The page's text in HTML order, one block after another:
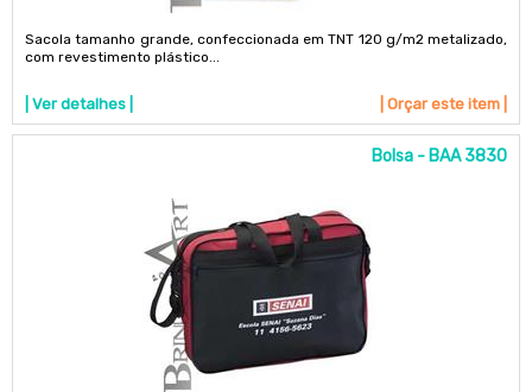
Sacola tamanho grande, confeccionada em TNT 120 g/m2 metalizado,
com revestimento plástico...
| Ver detalhes | | Orçar este item |
Bolsa - BAA 3830